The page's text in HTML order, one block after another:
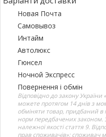
Новая Почта
Самовывоз
Интайм
Автолюкс
Гюнсел
Ночной Экспресс
Повернення і обмін
Відповідно до закону
можете протягом 14 днів з
обміняти товар, придбаний в
норм передбачених законом.
належної якості стаття 9.
прав споживачів»: споживач